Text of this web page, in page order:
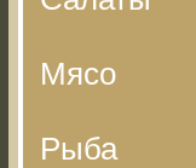
Мясо
Рыба